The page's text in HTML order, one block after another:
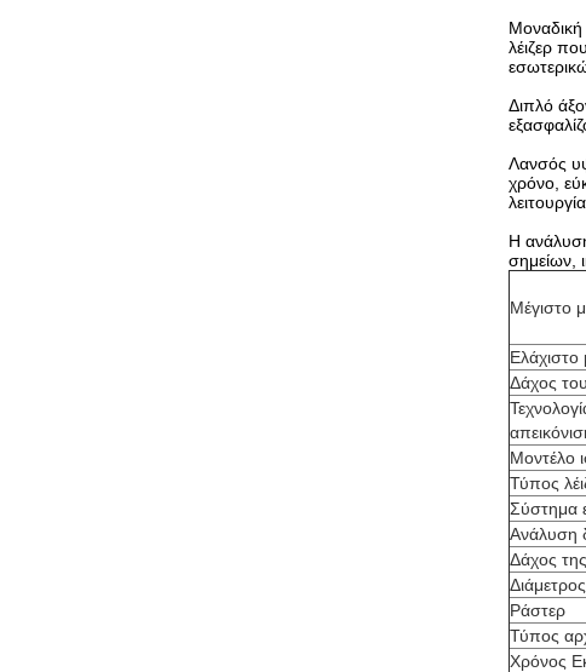
Μοναδική
λέιζερ
Διπλό
Λανσός
χρόνο,
λειτουργία.
Η
σημείων,
Μέγιστο
Ελάχιστο
Δάχος
Μοντέλο
Τύπος
Σύστημα
Ανάλυση
Δάχος
Ράστερ
Τύπος
Χρόνος